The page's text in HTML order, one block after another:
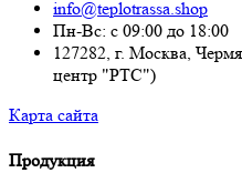
info@teplotrassa.shop
Пн-Вс: с 09:00 до 18:00
127282, г. Москва,
центр "РТС")
Карта сайта
Продукция